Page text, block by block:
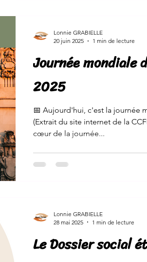
Journée mondiale
2025
📅 Aujourd'hui, c'est la journée
(Extrait du site internet de la
cœur de la journée...
Lonnie GRABIELLE
20 juin 2025
1 min de lecture
Le Dossier social
Lonnie GRABIELLE
28 mai 2025
1 min de lecture